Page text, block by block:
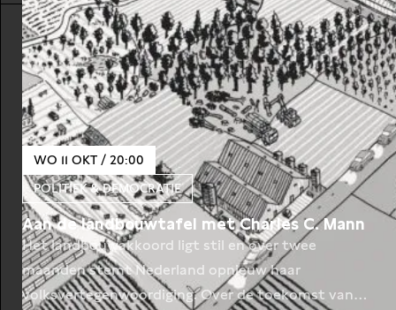
zijn leven niet zeker is. Van beide schrijvers komt er
voor het eerst een vertaling uit in het Nederlands.
Reden voor PEN Nederland
WO 11 OKT / 20:00
POLITIEK & DEMOCRATIE
Aan de landbouwtafel met Charles C. Mann
Het landbouwakkoord ligt stil en over twee
maanden stemt Nederland opnieuw haar
volksvertegenwoordiging. Over de toekomst van